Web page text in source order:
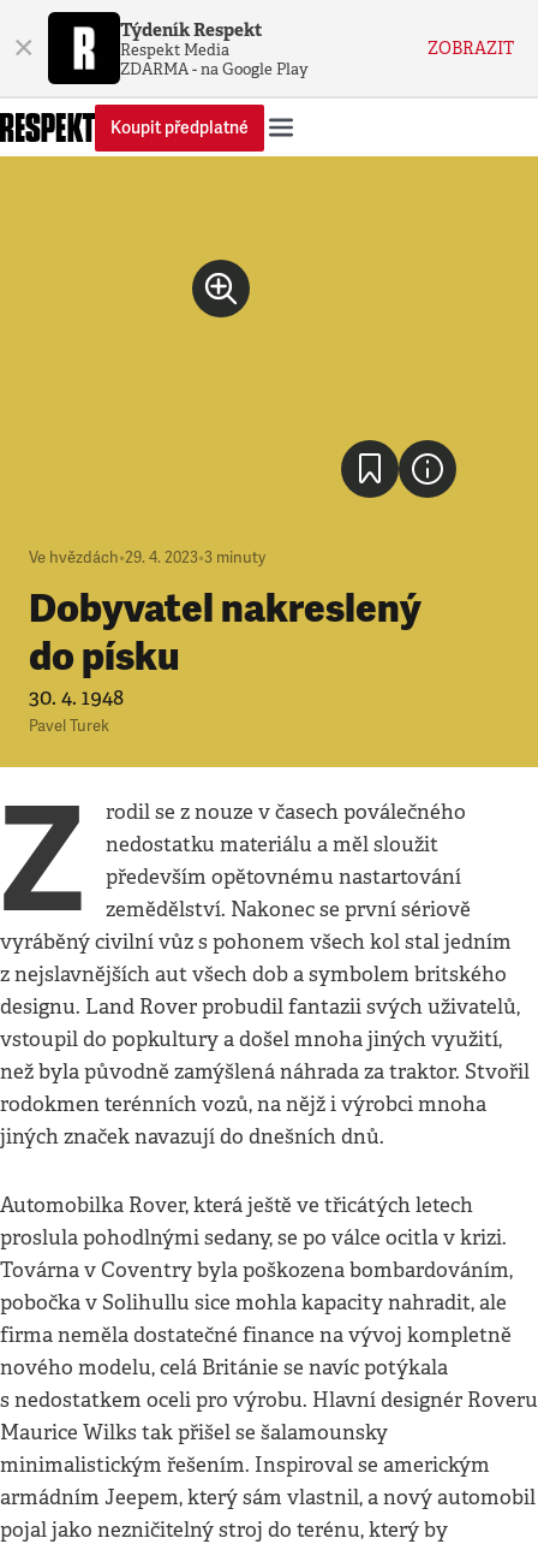
× Týdeník Respekt
Respekt Media
ZDARMA - na Google Play
ZOBRAZIT
Koupit předplatné
Ve hvězdách•29. 4. 2023•3 minuty
Dobyvatel nakreslený
do písku
30. 4. 1948
Pavel Turek
Z
rodil se z nouze v časech poválečného
nedostatku materiálu a měl sloužit
především opětovnému nastartování
zemědělství. Nakonec se první sériově
vyráběný civilní vůz s pohonem všech kol stal jedním
z nejslavnějších aut všech dob a symbolem britského
designu. Land Rover probudil fantazii svých uživatelů,
vstoupil do popkultury a došel mnoha jiných využití,
než byla původně zamýšlená náhrada za traktor. Stvořil
rodokmen terénních vozů, na nějž i výrobci mnoha
jiných značek navazují do dnešních dnů.
Automobilka Rover, která ještě ve třicátých letech
proslula pohodlnými sedany, se po válce ocitla v krizi.
Továrna v Coventry byla poškozena bombardováním,
pobočka v Solihullu sice mohla kapacity nahradit, ale
firma neměla dostatečné finance na vývoj kompletně
nového modelu, celá Británie se navíc potýkala
s nedostatkem oceli pro výrobu. Hlavní designér Roveru
Maurice Wilks tak přišel se šalamounsky
minimalistickým řešením. Inspiroval se americkým
armádním Jeepem, který sám vlastnil, a nový automobil
pojal jako nezničitelný stroj do terénu, který by